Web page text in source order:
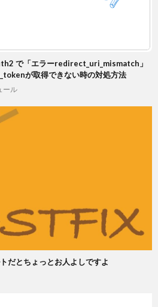
で「エラーredirect_uri_mismatch」
が取得できない時の対処方法
ール
だとちょっとお人よしですよ